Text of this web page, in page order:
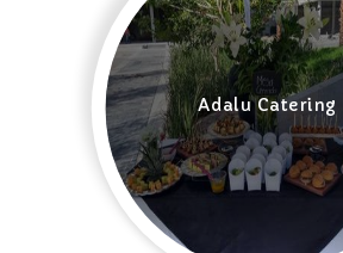
Adalu Catering